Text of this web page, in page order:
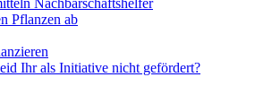
Nachbarschaftshelfer
Pflanzen ab
Ihr als Initiative nicht gefördert?